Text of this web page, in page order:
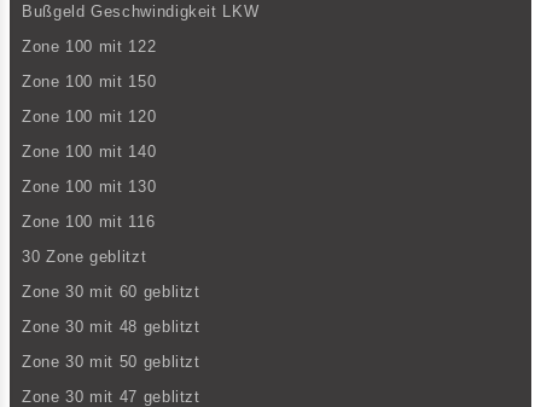
Bußgeld Geschwindigkeit LKW
Zone 100 mit 122
Zone 100 mit 150
Zone 100 mit 120
Zone 100 mit 140
Zone 100 mit 130
Zone 100 mit 116
30 Zone geblitzt
Zone 30 mit 60 geblitzt
Zone 30 mit 48 geblitzt
Zone 30 mit 50 geblitzt
Zone 30 mit 47 geblitzt